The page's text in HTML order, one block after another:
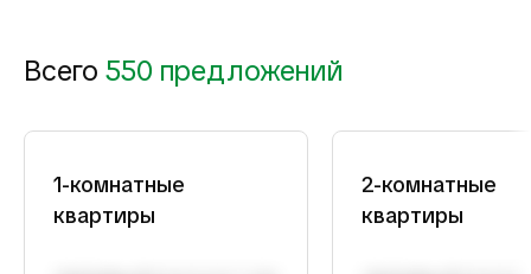
Всего 550 предложений
1-комнатные
квартиры
2-комнатные
квартиры